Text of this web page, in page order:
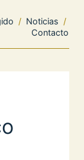
/ Noticias /
Contacto